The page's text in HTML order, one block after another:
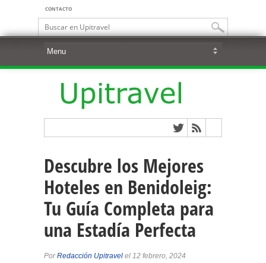
CONTACTO
Descubre los Mejores
Hoteles en Benidoleig:
Tu Guía Completa para
una Estadía Perfecta
PorRedacción Upitravel el 12 febrero, 2024